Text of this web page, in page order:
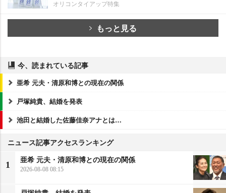
オリコンタイアップ特集
もっと見る
今、読まれている記事
亜希 元夫・清原和博との現在の関係
戸塚純貴、結婚を発表
池田と結婚した佐藤佳奈アナとは…
ニュース記事アクセスランキング
1
亜希 元夫・清原和博との現在の関係
2026-08-08 08:15